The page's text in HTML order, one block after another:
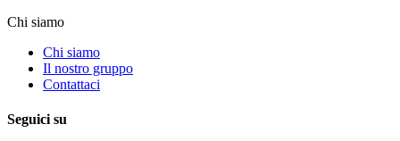
Chi siamo
Chi siamo
Il nostro gruppo
Contattaci
Seguici su